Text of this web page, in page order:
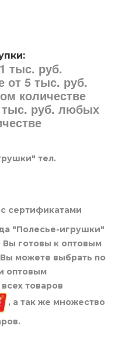
тыс. руб.
от 5 тыс. руб.
количестве
тыс. руб. любых
тел.
с сертификатами
"Полесье-игрушки"
готовы к оптовым
Вы можете выбрать по
оптовым
товаров
, а так же множество